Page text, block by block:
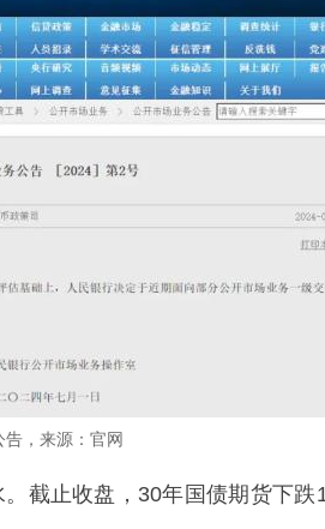
告，来源：官网
截止收盘，30年国债期货下跌